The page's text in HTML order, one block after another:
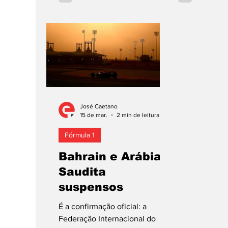
Miami, EUA, corrida no mapa da
desporto automóvel desde
2022, repetindo o resultado de
2025 na Florida. Para o
campeão em título, primeira
vitória em 2026 e quarta no
Fotos: McLaren F1 Team,
Mercedes-AMG F1 Team,
Scuderia Ferrari e Red Bull
Content Pool F
Bahrain e Arábia
Saudita
suspensos
É a confirmação oficial: a
Federação Internacional do
Fórmula 1
José Caetano
15 de mar.
2 min de leitura